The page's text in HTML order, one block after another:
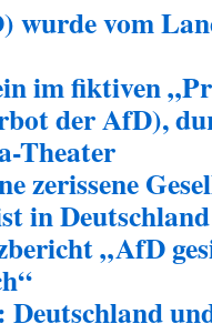
wurde vom
im fiktiven
der AfD),
Theater
zerissene
in
„AfD